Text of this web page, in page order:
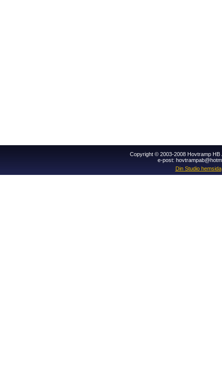
Copyright © 2003-2008 Hovtramp HB
e-post:
Din Studio hemsida